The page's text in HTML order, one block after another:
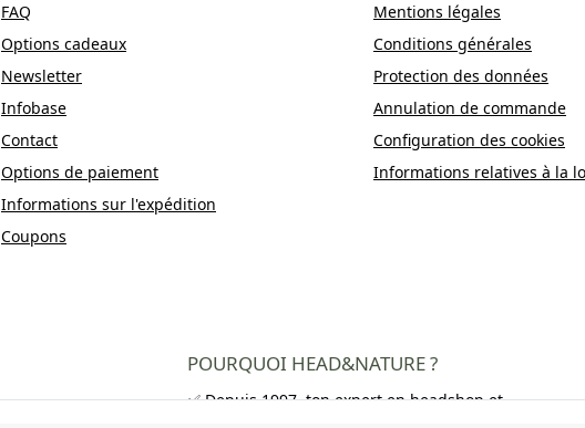
FAQ
Options cadeaux
Newsletter
Infobase
Contact
Options de paiement
Informations sur l'expédition
Coupons
Mentions légales
Conditions générales
Protection des données
Annulation de commande
Configuration des cookies
Informations relatives à la
POURQUOI HEAD&NATURE ?
✅ Depuis 1997, ton expert en headshop et